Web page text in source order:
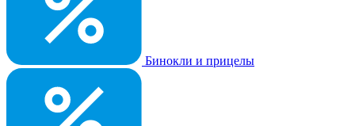
Бинокли и прицелы